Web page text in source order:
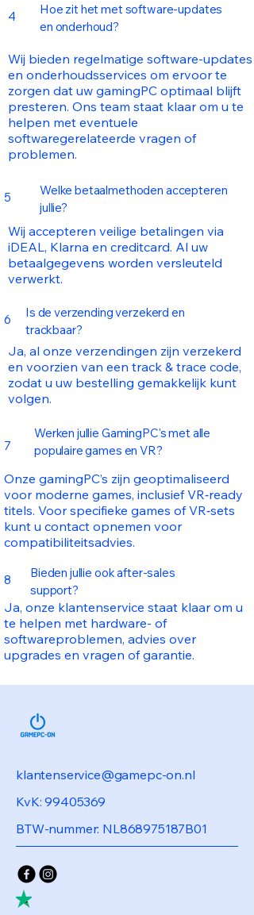
4
Hoe zit het met software-updates
en onderhoud?
Wij bieden regelmatige software-updates
en onderhoudsservices om ervoor te
zorgen dat uw gamingPC optimaal blijft
presteren. Ons team staat klaar om u te
helpen met eventuele
softwaregerelateerde vragen of
problemen.
5
Welke betaalmethoden accepteren
jullie?
Wij accepteren veilige betalingen via
iDEAL, Klarna en creditcard. Al uw
betaalgegevens worden versleuteld
verwerkt.
6
Is de verzending verzekerd en
trackbaar?
Ja, al onze verzendingen zijn verzekerd
en voorzien van een track & trace code,
zodat u uw bestelling gemakkelijk kunt
volgen.
7
Werken jullie GamingPC's met alle
populaire games en VR?
Onze gamingPC’s zijn geoptimaliseerd
voor moderne games, inclusief VR‑ready
titels. Voor specifieke games of VR‑sets
kunt u contact opnemen voor
compatibiliteitsadvies.
8
Bieden jullie ook after-sales
support?
Ja, onze klantenservice staat klaar om u
te helpen met hardware- of
softwareproblemen, advies over
upgrades en vragen of garantie.
klantenservice@gamepc-on.nl
KvK:99405369
BTW-nummer: NL868975187B01